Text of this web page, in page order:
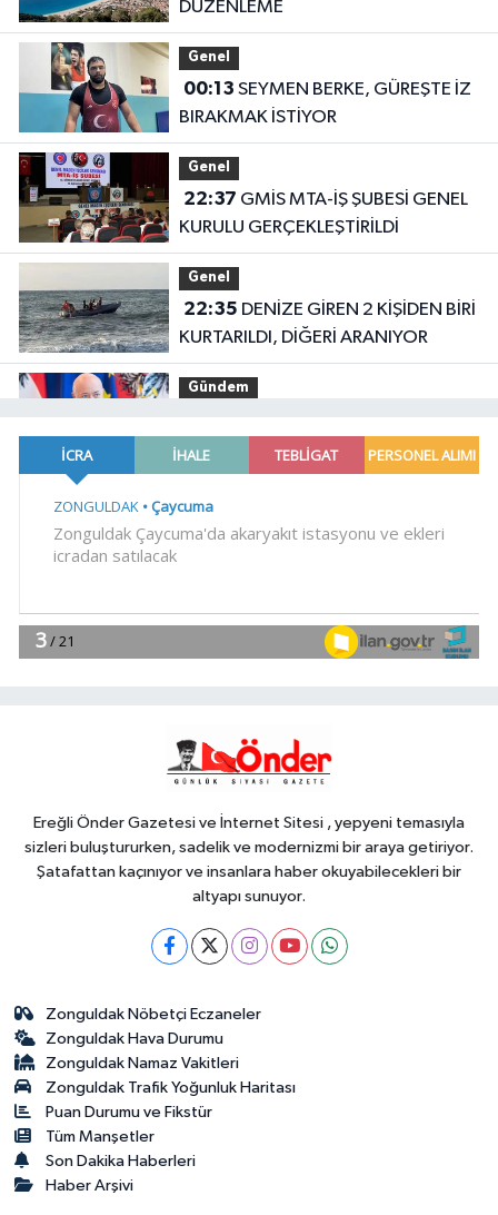
DÜZENLEME
Genel
00:13
BIRAKMAK İSTİYOR
Genel
22:37
KURULU GERÇEKLEŞTİRİLDİ
Genel
22:35
KURTARILDI, DİĞERİ ARANIYOR
Gündem
Türkiye'ye geliyor
19:09Orman yangınlarında
18:57
uluslararası boyuta taşınıyor
Ereğli Önder Gazetesi ve İnternet Sitesi , yepyeni temasıyla
sizleri buluştururken, sadelik ve modernizmi bir araya getiriyor.
Şatafattan kaçınıyor ve insanlara haber okuyabilecekleri bir
altyapı sunuyor.
Zonguldak Nöbetçi Eczaneler
Zonguldak Hava Durumu
Zonguldak Namaz Vakitleri
Zonguldak Trafik Yoğunluk Haritası
Puan Durumu ve Fikstür
Tüm Manşetler
Son Dakika Haberleri
Haber Arşivi